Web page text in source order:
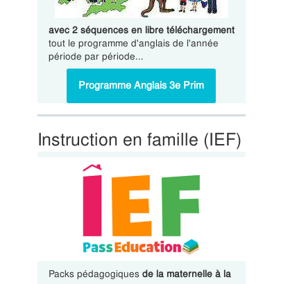
avec 2 séquences en libre téléchargement
tout le programme d'anglais de l'année
période par période...
Programme Anglais 3e Prim
Instruction en famille (IEF)
Packs pédagogiques de la maternelle à la